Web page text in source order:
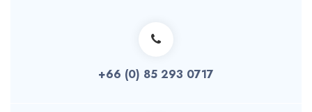
+66 (0) 85 293 0717